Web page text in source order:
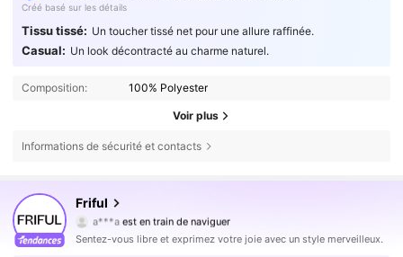
Créé basé sur les détails
Tissu tissé: Un toucher tissé net pour une allure raffinée.
Casual: Un look décontracté au charme naturel.
Composition: 100% Polyester
Voir plus
Informations de sécurité et contacts
Frifula***aest en train de naviguer
4,82
619K Suiveurs
Sentez-vous libre et exprimez votre joie avec un style merveilleux.